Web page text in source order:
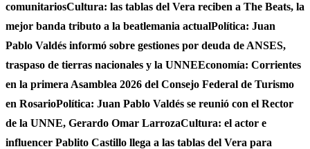
comunitariosCultura: las tablas del Vera reciben a The Beats, la
mejor banda tributo a la beatlemania actualPolítica: Juan
Pablo Valdés informó sobre gestiones por deuda de ANSES,
traspaso de tierras nacionales y la UNNEEconomía: Corrientes
en la primera Asamblea 2026 del Consejo Federal de Turismo
en RosarioPolítica: Juan Pablo Valdés se reunió con el Rector
de la UNNE, Gerardo Omar LarrozaCultura: el actor e
influencer Pablito Castillo llega a las tablas del Vera para